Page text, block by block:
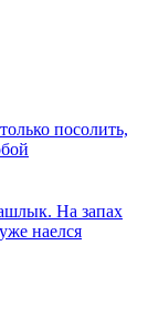
посолить,
На запах
наелся